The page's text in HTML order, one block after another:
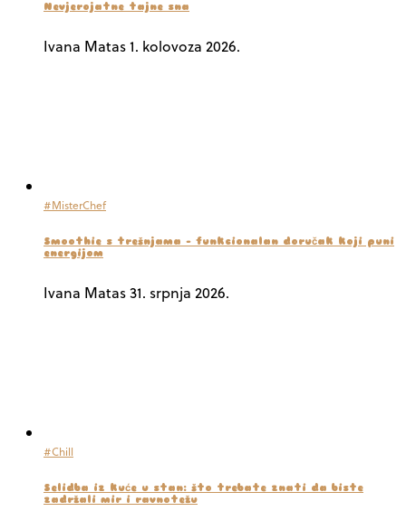
Nevjerojatne tajne sna
Ivana Matas1. kolovoza 2026.
#MisterChef
Smoothie s trešnjama – funkcionalan doručak koji puni
energijom
Ivana Matas31. srpnja 2026.
#Chill
Selidba iz kuće u stan: što trebate znati da biste
zadržali mir i ravnotežu